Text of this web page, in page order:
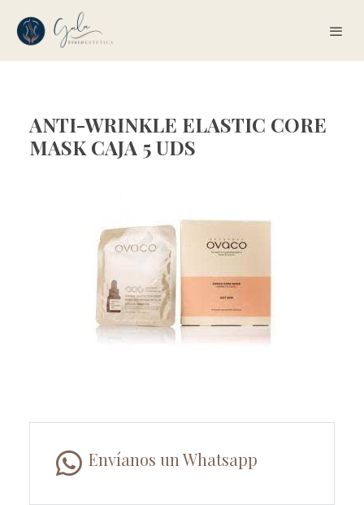
ANTI-WRINKLE ELASTIC CORE
MASK CAJA 5 UDS
Envíanos un Whatsapp